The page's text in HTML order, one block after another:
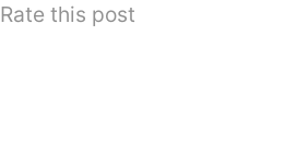
Rate this post